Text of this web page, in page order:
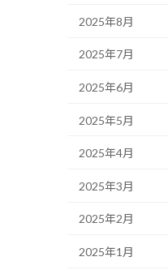
2025年8月
2025年7月
2025年6月
2025年5月
2025年4月
2025年3月
2025年2月
2025年1月